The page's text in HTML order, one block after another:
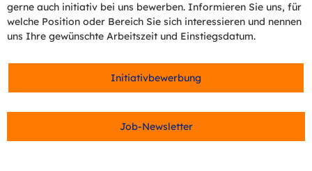
gerne auch initiativ bei uns bewerben. Informieren Sie uns, für
welche Position oder Bereich Sie sich interessieren und nennen
uns Ihre gewünschte Arbeitszeit und Einstiegsdatum.
Initiativbewerbung
Job-Newsletter